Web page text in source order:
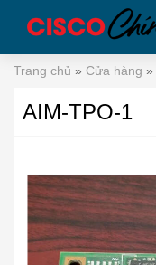
Trang chủ » Cửa hàng »
AIM-TPO-1